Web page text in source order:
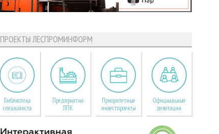
ПРОЕКТЫ ЛЕСПРОМИНФОРМ
Библиотека
специалиста
Предприятия
ЛПК
Приоритетные
инвестпроекты
Официальные
делегации